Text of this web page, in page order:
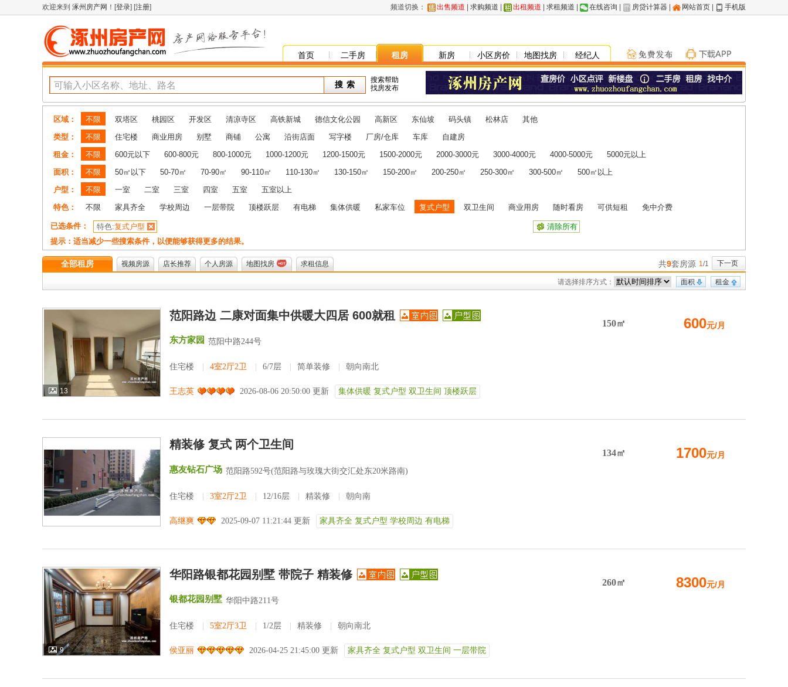
欢迎来到 涿州房产网 ！[登录] [注册] 频道切换： 出售频道 求购频道 出租频道 求租频道 在线咨询 房贷计算器 网站首页 手机版
首页 二手房 租房 新房 小区房价 地图找房 经纪人
搜索帮助
找房发布
区域： 不限 双塔区 桃园区 开发区 清凉寺区 高铁新城 德信文化公园 高新区 东仙坡 码头镇 松林店
其他
类型：
不限 住宅楼 商业用房 别墅 商铺 公寓 沿街店面 写字楼 厂房/仓库 车库
自建房
租金：
不限 600元以下 600-800元 800-1000元 1000-1200元 1200-1500元 1500-2000元 2000-3000元 3000-4000元 4000-5000元
5000元以上
面积：
不限 50㎡以下 50-70㎡ 70-90㎡ 90-110㎡ 110-130㎡ 130-150㎡ 150-200㎡ 200-250㎡ 250-300㎡ 300-500㎡
500㎡以上
户型：
不限 一室 二室 三室 四室 五室
五室以上
特色：
不限 家具齐全 学校周边 一层带院 顶楼跃层 有电梯 集体供暖 私家车位 复式户型 双卫生间 商业用房 随时看房 可供短租 免中介费
已选条件： 特色:复式户型
清除所有
提示：适当减少一些搜索条件，以便能够获得更多的结果。
全部租房 视频房源 店长推荐 个人房源 地图找房 求租信息 下一页
1/1
共9套房源
租金
面积
请选择排序方式：
13
范阳路边 二康对面集中供暖大四居 600就租
东方家园 范阳中路244号
住宅楼 4室2厅2卫 6/7层 简单装修 朝向南北
王志英 2026-08-06 20:50:00 更新 集体供暖 复式户型 双卫生间 顶楼跃层
150㎡ 600元/月
精装修 复式 两个卫生间
惠友钻石广场 范阳路592号(范阳路与玫瑰大街交汇处东20米路南)
住宅楼 3室2厅2卫 12/16层 精装修 朝向南
高继爽 2025-09-07 11:21:44 更新 家具齐全 复式户型 学校周边 有电梯
134㎡ 1700元/月
9
华阳路银都花园别墅 带院子 精装修
银都花园别墅 华阳中路211号
住宅楼 5室2厅3卫 1/2层 精装修 朝向南北
侯亚丽 2026-04-25 21:45:00 更新 家具齐全 复式户型 双卫生间 一层带院
260㎡ 8300元/月